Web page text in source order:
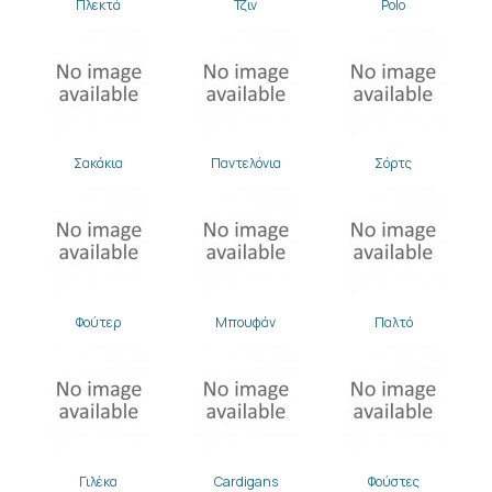
Πλεκτά Τζιν Polo
Σακάκια Παντελόνια Σόρτς
Φούτερ Μπουφάν Παλτό
Γιλέκα Cardigans Φούστες